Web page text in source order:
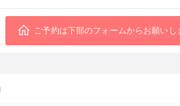
ご予約は下部のフォームからお願いし